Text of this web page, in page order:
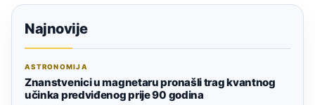
Najnovije
ASTRONOMIJA
Znanstvenici u magnetaru pronašli trag kvantnog
učinka predviđenog prije 90 godina